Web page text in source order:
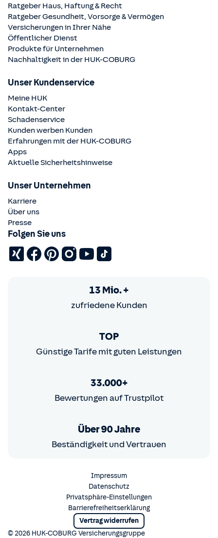
Ratgeber Haus, Haftung & Recht
Ratgeber Gesundheit, Vorsorge & Vermögen
Versicherungen in Ihrer Nähe
Öffentlicher Dienst
Produkte für Unternehmen
Nachhaltigkeit in der HUK-COBURG
Unser Kundenservice
Meine HUK
Kontakt-Center
Schadenservice
Kunden werben Kunden
Erfahrungen mit der HUK-COBURG
Apps
Aktuelle Sicherheitshinweise
Unser Unternehmen
Karriere
Über uns
Presse
Folgen Sie uns
13 Mio. +
zufriedene Kunden
TOP
Günstige Tarife mit guten Leistungen
33.000+
Bewertungen auf Trustpilot
Über 90 Jahre
Beständigkeit und Vertrauen
Impressum
Datenschutz
Privatsphäre-Einstellungen
Barrierefreiheitserklärung
Vertrag widerrufen
© 2026 HUK-COBURG Versicherungsgruppe